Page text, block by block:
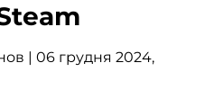
| 06 грудня 2024,